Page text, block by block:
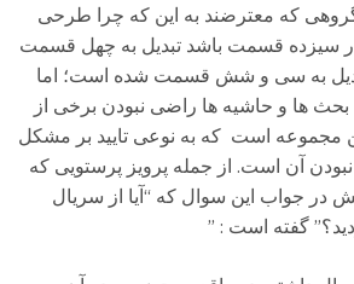
گروهی که معترضند به این که چرا طرحی
در سیزده قسمت باشد تبدیل به چهل قسمت
تبدیل به سی و شش قسمت شده است؛ اما
بحث ها و حاشیه ها راضی نبودن برخی از
مجموعه است که به نوعی تایید بر مشکل
آن است. از جمله پرویز پرستویی که
در جواب این سوال که “آیا از سریال
گفته است : ”